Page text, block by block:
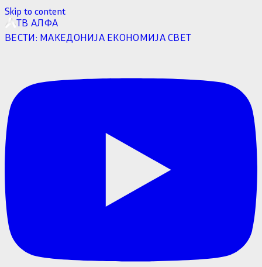
Skip to content
ТВ АЛФА
ВЕСТИ: МАКЕДОНИЈА ЕКОНОМИЈАСВЕТ